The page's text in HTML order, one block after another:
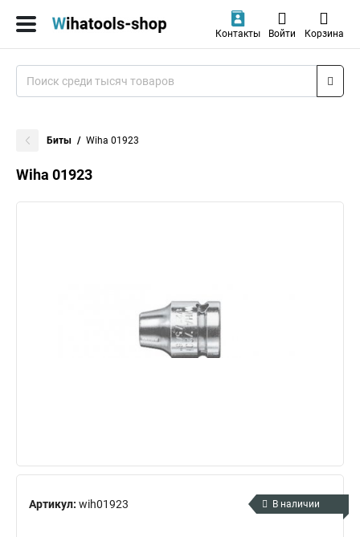
Контакты Войти Корзина
Биты Wiha 01923
Wiha 01923
Артикул: wih01923 В наличии